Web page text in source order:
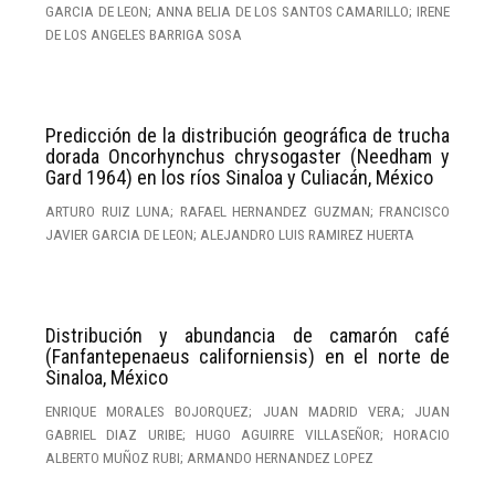
GARCIA DE LEON; ANNA BELIA DE LOS SANTOS CAMARILLO; IRENE
DE LOS ANGELES BARRIGA SOSA
Predicción de la distribución geográfica de trucha
dorada Oncorhynchus chrysogaster (Needham y
Gard 1964) en los ríos Sinaloa y Culiacán, México
ARTURO RUIZ LUNA; RAFAEL HERNANDEZ GUZMAN; FRANCISCO
JAVIER GARCIA DE LEON; ALEJANDRO LUIS RAMIREZ HUERTA
Distribución y abundancia de camarón café
(Fanfantepenaeus californiensis) en el norte de
Sinaloa, México
ENRIQUE MORALES BOJORQUEZ; JUAN MADRID VERA; JUAN
GABRIEL DIAZ URIBE; HUGO AGUIRRE VILLASEÑOR; HORACIO
ALBERTO MUÑOZ RUBI; ARMANDO HERNANDEZ LOPEZ